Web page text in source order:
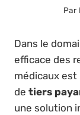
Par
Dans le
efficace des
médicaux est
de tiers
une solution